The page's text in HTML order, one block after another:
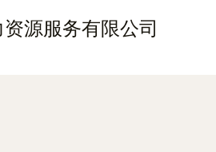
源服务有限公司